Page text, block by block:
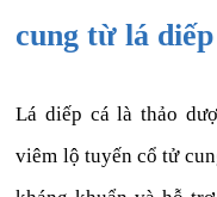
cung từ lá
Lá diếp cá là thảo
viêm lộ tuyến cổ tử